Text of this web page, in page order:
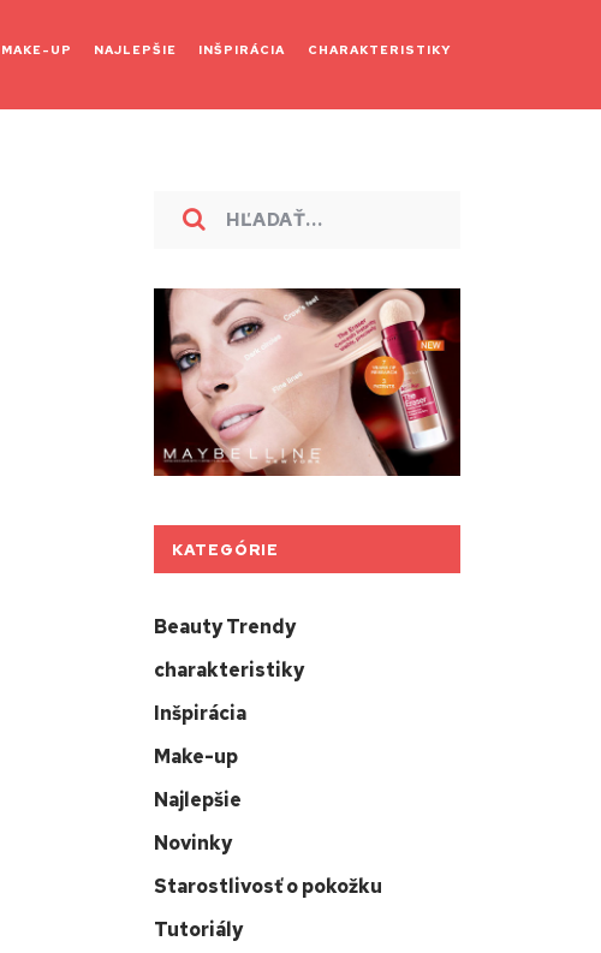
MAKE-UP NAJLEPŠIE INŠPIRÁCIA CHARAKTERISTIKY
KATEGÓRIE
Beauty Trendy
charakteristiky
Inšpirácia
Make-up
Najlepšie
Novinky
Starostlivosť o pokožku
Tutoriály